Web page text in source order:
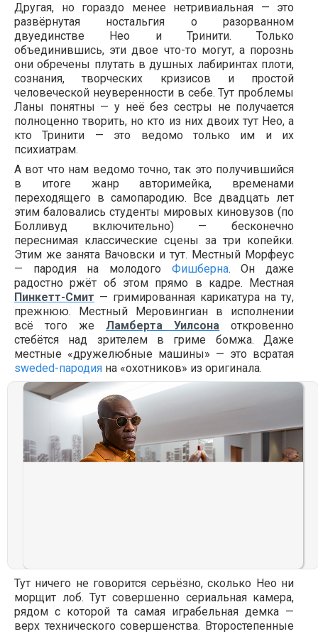
Другая, но гораздо менее нетривиальная — это
развёрнутая ностальгия о разорванном
двуединстве Нео и Тринити. Только
объединившись, эти двое что-то могут, а порознь
они обречены плутать в душных лабиринтах плоти,
сознания, творческих кризисов и простой
человеческой неуверенности в себе. Тут проблемы
Ланы понятны — у неё без сестры не получается
полноценно творить, но кто из них двоих тут Нео, а
кто Тринити — это ведомо только им и их
психиатрам.
А вот что нам ведомо точно, так это получившийся
в итоге жанр авторимейка, временами
переходящего в самопародию. Все двадцать лет
этим баловались студенты мировых киновузов (по
Болливуд включительно) — бесконечно
переснимая классические сцены за три копейки.
Этим же занята Вачовски и тут. Местный Морфеус
— пародия на молодого Фишберна. Он даже
радостно ржёт об этом прямо в кадре. Местная
Пинкетт-Смит — гримированная карикатура на ту,
прежнюю. Местный Меровингиан в исполнении
всё того же Ламберта Уилсона откровенно
стебётся над зрителем в гриме бомжа. Даже
местные «дружелюбные машины» — это всратая
sweded-пародия на «охотников» из оригинала.
Тут ничего не говорится серьёзно, сколько Нео ни
морщит лоб. Тут совершенно сериальная камера,
рядом с которой та самая играбельная демка —
верх технического совершенства. Второстепенные